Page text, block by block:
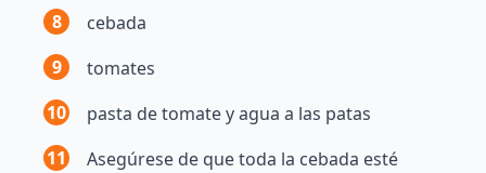
8
cebada
9
tomates
10
pasta de tomate y agua a las patas
11
Asegúrese de que toda la cebada esté